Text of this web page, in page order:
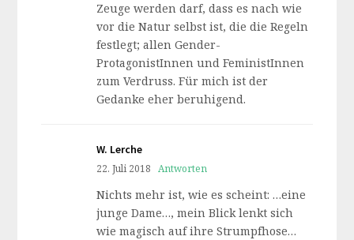
Zeuge werden darf, dass es nach wie
vor die Natur selbst ist, die die Regeln
festlegt; allen Gender-
ProtagonistInnen und FeministInnen
zum Verdruss. Für mich ist der
Gedanke eher beruhigend.
W. Lerche
22. Juli 2018 Antworten
Nichts mehr ist, wie es scheint: …eine
junge Dame…, mein Blick lenkt sich
wie magisch auf ihre Strumpfhose…